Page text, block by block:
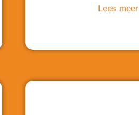
Lees meer